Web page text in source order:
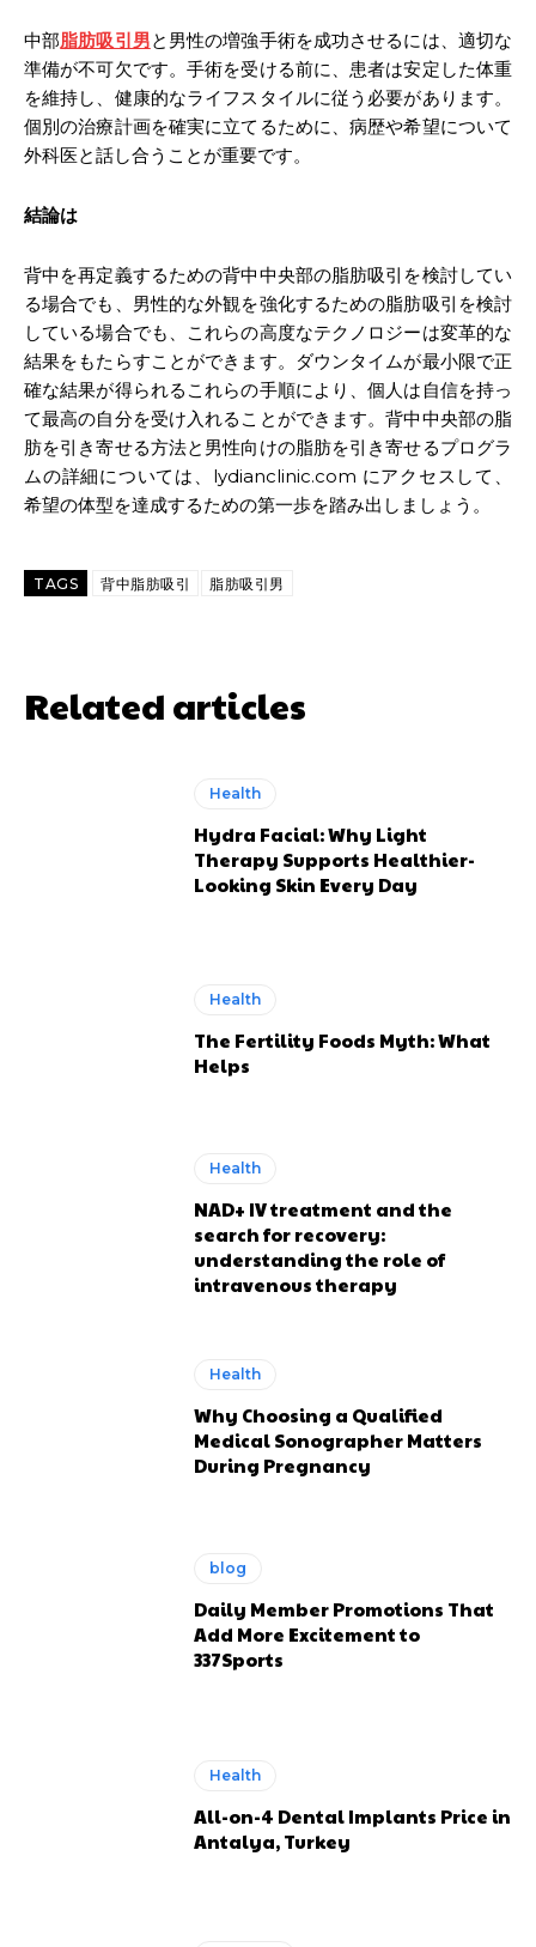
中部脂肪吸引男と男性の増強手術を成功させるには、適切な
準備が不可欠です。手術を受ける前に、患者は安定した体重
を維持し、健康的なライフスタイルに従う必要があります。
個別の治療計画を確実に立てるために、病歴や希望について
外科医と話し合うことが重要です。
結論は
背中を再定義するための背中中央部の脂肪吸引を検討してい
る場合でも、男性的な外観を強化するための脂肪吸引を検討
している場合でも、これらの高度なテクノロジーは変革的な
結果をもたらすことができます。ダウンタイムが最小限で正
確な結果が得られるこれらの手順により、個人は自信を持っ
て最高の自分を受け入れることができます。背中中央部の脂
肪を引き寄せる方法と男性向けの脂肪を引き寄せるプログラ
ムの詳細については、lydianclinic.com にアクセスして、
希望の体型を達成するための第一歩を踏み出しましょう。
TAGS 背中脂肪吸引 脂肪吸引男
Related articles
Health
Hydra Facial: Why Light
Therapy Supports Healthier-
Looking Skin Every Day
Health
The Fertility Foods Myth: What
Helps
Health
NAD+ IV treatment and the
search for recovery:
understanding the role of
intravenous therapy
Health
Why Choosing a Qualified
Medical Sonographer Matters
During Pregnancy
blog
Daily Member Promotions That
Add More Excitement to
337Sports
Health
All-on-4 Dental Implants Price in
Antalya, Turkey